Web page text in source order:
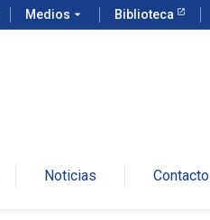
Medios arrow_drop_down Biblioteca
Noticias Contacto